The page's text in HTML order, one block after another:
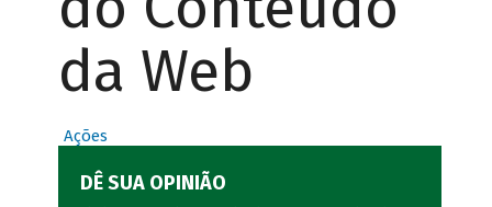
da Web
Ações
DÊ SUA OPINIÃO